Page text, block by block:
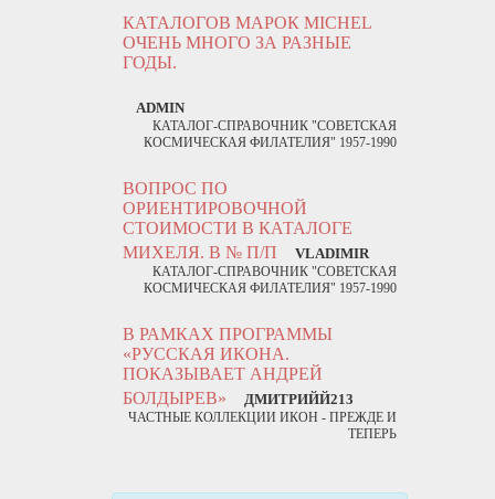
КАТАЛОГОВ МАРОК MICHEL
ОЧЕНЬ МНОГО ЗА РАЗНЫЕ
ГОДЫ.
ADMIN
КАТАЛОГ-СПРАВОЧНИК "СОВЕТСКАЯ
КОСМИЧЕСКАЯ ФИЛАТЕЛИЯ" 1957-1990
ВОПРОС ПО
ОРИЕНТИРОВОЧНОЙ
СТОИМОСТИ В КАТАЛОГЕ
МИХЕЛЯ. В № П/П
VLADIMIR
КАТАЛОГ-СПРАВОЧНИК "СОВЕТСКАЯ
КОСМИЧЕСКАЯ ФИЛАТЕЛИЯ" 1957-1990
В РАМКАХ ПРОГРАММЫ
«РУССКАЯ ИКОНА.
ПОКАЗЫВАЕТ АНДРЕЙ
БОЛДЫРЕВ»
ДМИТРИЙЙ213
ЧАСТНЫЕ КОЛЛЕКЦИИ ИКОН - ПРЕЖДЕ И
ТЕПЕРЬ